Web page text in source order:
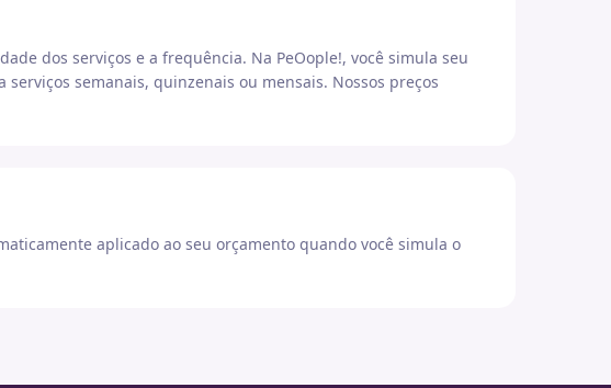
dos serviços e a frequência. Na PeOople!, você simula seu
semanais, quinzenais ou mensais. Nossos preços
aplicado ao seu orçamento quando você simula o